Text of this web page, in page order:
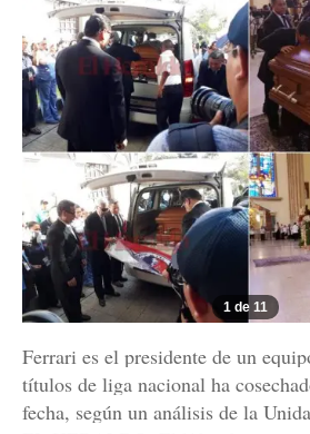
1 de 11
Ferrari es el presidente de un
títulos de liga nacional ha
fecha, según un análisis de la